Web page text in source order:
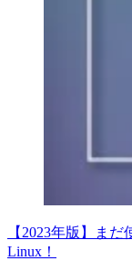
【2023年版】ま
Linux！